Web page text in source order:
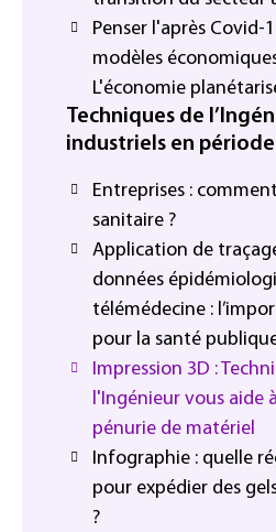
Penser l'après Covid-
modèles
L'économie
Techniques de
industriels en
Entreprises :
sanitaire ?
Application de
données
télémédecine :
pour la santé
Impression 3D :
l'Ingénieur vous aide
pénurie de matériel
Infographie : quelle
pour expédier des
?